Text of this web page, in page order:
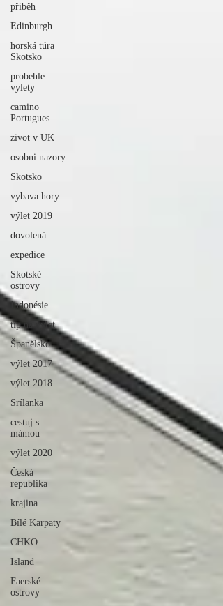
příběh
Edinburgh
horská túra
Skotsko
probehle
vylety
camino
Portugues
zivot v UK
osobni nazory
Skotsko
vybava hory
výlet 2019
dovolená
expedice
Skotské
ostrovy
Indonésie
tip na výlet
Španělsko
výlet 2017
výlet 2018
Srílanka
cestuj s
mámou
výlet 2020
Česká
republika
krajina
Bílé Karpaty
CHKO
Island
Faerské
ostrovy